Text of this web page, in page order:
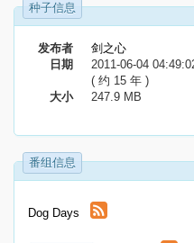
种子信息
发布者
剑之心
日期
2011-06-04
( 约 15 年 )
大小
247.9 MB
番组信息
Dog Days